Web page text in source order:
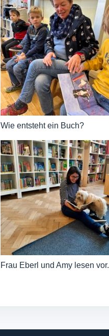
Wie entsteht ein Buch?
Frau Eberl und Amy lesen vor.